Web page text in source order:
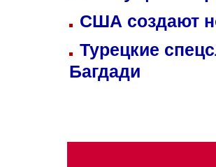
США создают
Турецкие
Багдади